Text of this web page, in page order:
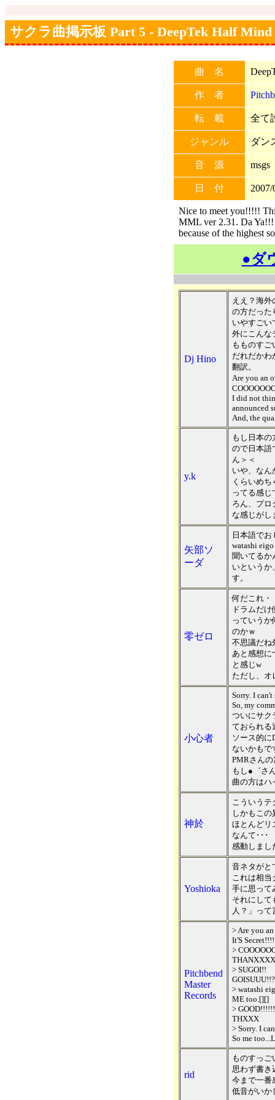
サクラ曲掲示板 Part 5 - DeepTek Half Mind
曲 名
作 者
転 載 全て
ジャンル ダン
音 源 msgs
日 付
Nice to meet you!!!!!
MML ver 2.31. Da
because of the highest
●ダ
Dj Hino
ええ？海
の方だった
いやすごい
外にこんな
もものす
だれだかわ
翻訳。
Are you an
I did not
announced
And, the
y.k
もし日本
ので日本語
ん＞＜
いや、なん
くらいめ
ってる感
ろん、プロ
な感じがし
矢部ソ
ーダ
日本語でお
watashi
聞いてるか
いというか
す。
零ゼロ
何だこれ・
ドラムだ
っていう
のかｗ
不思議だね
あと感想に
と感じw
ただし、オ
小心者
Sorry. I
So, my
ついにサク
ておられる
ソース的
ないかもで
PMRさん
もし●゛さ
曲の方はハ
神於
こういうテ
しかもこの
ほとんどリ
なんて･･･
感動しまし
Yoshioka
音ネタがと
これは相当
手に思って
それにして
人？」っ
Pitchbend
Master
Records
> Are you an
It'S Secret!!!!
>
> SUGOI!!
GOISUUU!!?
> watashi
ME too.[][]
> GOOD!!!!!!
THXXX
> Sorry. I
So me
rid
ものすっご
思わず書き
今まで一番
低音がいか